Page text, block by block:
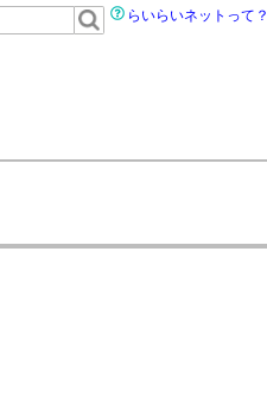
らいらいネットって？